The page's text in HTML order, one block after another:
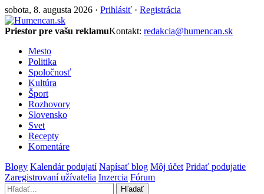
sobota, 8. augusta 2026 · Prihlásiť · Registrácia
Priestor pre vašu reklamuKontakt: redakcia@humencan.sk
Mesto
Politika
Spoločnosť
Kultúra
Šport
Rozhovory
Slovensko
Svet
Recepty
Komentáre
Blogy Kalendár podujatí Napísať blog Môj účet Pridať podujatie
Zaregistrovaní užívatelia Inzercia Fórum
Hľadať